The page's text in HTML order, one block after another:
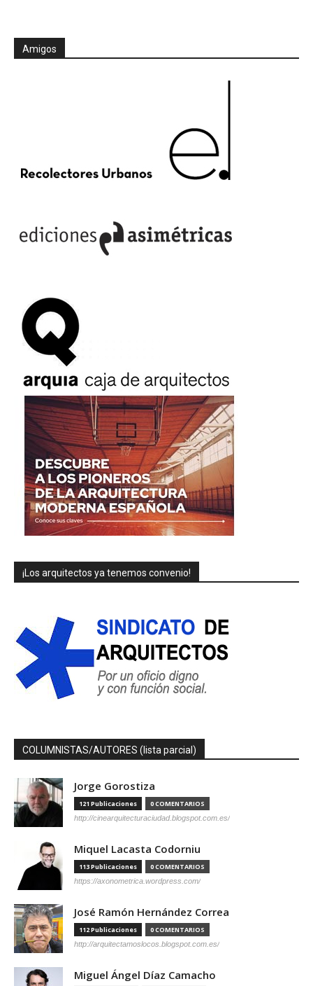
Amigos
¡Los arquitectos ya tenemos convenio!
COLUMNISTAS/AUTORES (lista parcial)
Jorge Gorostiza
121 Publicaciones 0 COMENTARIOS
http://cinearquitecturaciudad.blogspot.com.es/
Miquel Lacasta Codorniu
113 Publicaciones 0 COMENTARIOS
https://axonometrica.wordpress.com/
José Ramón Hernández Correa
112 Publicaciones 0 COMENTARIOS
http://arquitectamoslocos.blogspot.com.es/
Miguel Ángel Díaz Camacho